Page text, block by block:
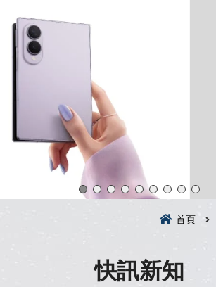
首頁
快訊新知